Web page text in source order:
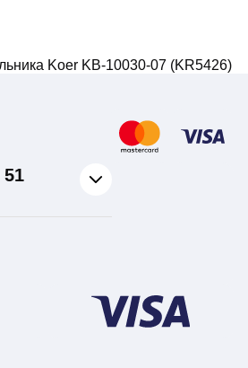
Koer KB-10030-07 (KR5426)
51